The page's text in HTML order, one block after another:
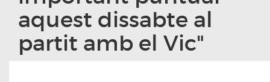
aquest dissabte al
partit amb el Vic"